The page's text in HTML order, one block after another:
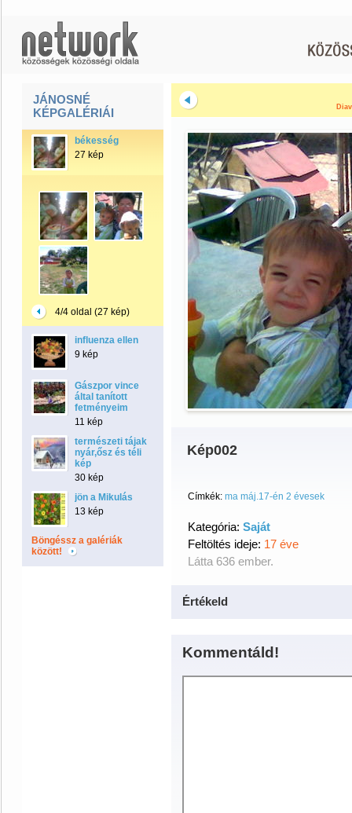
JÁNOSNÉ
KÉPGALÉRIÁI
békesség
27 kép
4/4 oldal (27 kép)
influenza ellen
9 kép
Gászpor vince
által tanított
fetményeim
11 kép
természeti tájak
nyár,ősz és téli
kép
30 kép
jön a Mikulás
13 kép
Böngéssz a galériák
között!
Kép002
Címkék: ma máj.17-én 2 évesek
Kategória: Saját
Feltöltés ideje: 17 éve
Látta 636 ember.
Értékeld
Kommentáld!